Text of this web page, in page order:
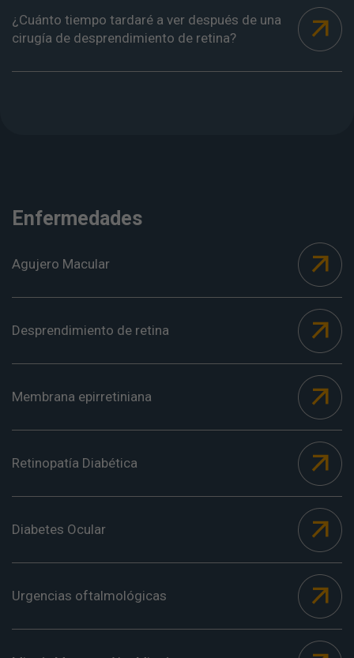
¿Cuánto tiempo tardaré a ver después de una
cirugía de desprendimiento de retina?
Enfermedades
Agujero Macular
Desprendimiento de retina
Membrana epirretiniana
Retinopatía Diabética
Diabetes Ocular
Urgencias oftalmológicas